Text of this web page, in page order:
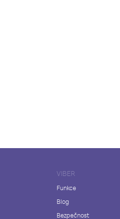
VIBER
Funkce
Blog
Bezpečnost